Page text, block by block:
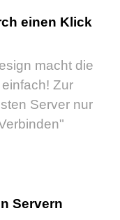
einen Klick
macht die
Zur
Server nur
Servern